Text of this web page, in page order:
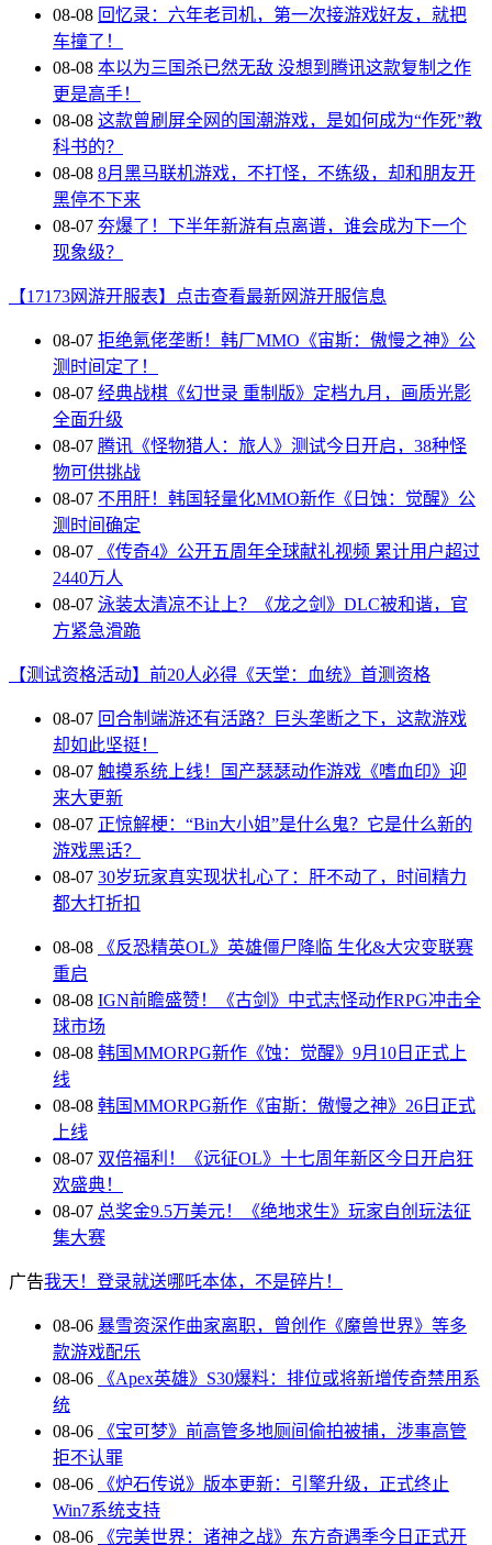
08-08 回忆录：六年老司机，第一次接游戏好友，就把
车撞了！
08-08 本以为三国杀已然无敌 没想到腾讯这款复制之作
更是高手！
08-08 这款曾刷屏全网的国潮游戏，是如何成为“作死”教
科书的？
08-08 8月黑马联机游戏，不打怪，不练级，却和朋友开
黑停不下来
08-07 夯爆了！下半年新游有点离谱，谁会成为下一个
现象级？
【17173网游开服表】点击查看最新网游开服信息
08-07 拒绝氪佬垄断！韩厂MMO《宙斯：傲慢之神》公
测时间定了！
08-07 经典战棋《幻世录 重制版》定档九月，画质光影
全面升级
08-07 腾讯《怪物猎人：旅人》测试今日开启，38种怪
物可供挑战
08-07 不用肝！韩国轻量化MMO新作《日蚀：觉醒》公
测时间确定
08-07
《传奇4》公开五周年全球献礼视频 累计用户超过
2440万人
08-07 泳装太清凉不让上？《龙之剑》DLC被和谐，官
方紧急滑跪
【测试资格活动】前20人必得《天堂：血统》首测资格
08-07 回合制端游还有活路？巨头垄断之下，这款游戏
却如此坚挺！
08-07 触摸系统上线！国产瑟瑟动作游戏《嗜血印》迎
来大更新
08-07 正惊解梗：“Bin大小姐”是什么鬼？它是什么新的
游戏黑话？
08-07 30岁玩家真实现状扎心了：肝不动了，时间精力
都大打折扣
08-08
《反恐精英OL》英雄僵尸降临 生化&大灾变联赛
重启
08-08 IGN前瞻盛赞！《古剑》中式志怪动作RPG冲击全
球市场
08-08 韩国MMORPG新作《蚀：觉醒》9月10日正式上
线
08-08 韩国MMORPG新作《宙斯：傲慢之神》26日正式
上线
08-07 双倍福利！《远征OL》十七周年新区今日开启狂
欢盛典！
08-07 总奖金9.5万美元！《绝地求生》玩家自创玩法征
集大赛
广告我天！登录就送哪吒本体，不是碎片！
08-06 暴雪资深作曲家离职，曾创作《魔兽世界》等多
款游戏配乐
08-06
《Apex英雄》S30爆料：排位或将新增传奇禁用系
统
08-06
《宝可梦》前高管多地厕间偷拍被捕，涉事高管
拒不认罪
08-06
《炉石传说》版本更新：引擎升级，正式终止
Win7系统支持
08-06
《完美世界：诸神之战》东方奇遇季今日正式开